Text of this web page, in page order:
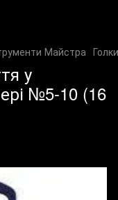
Майстра Голки
у
№5-10 (16